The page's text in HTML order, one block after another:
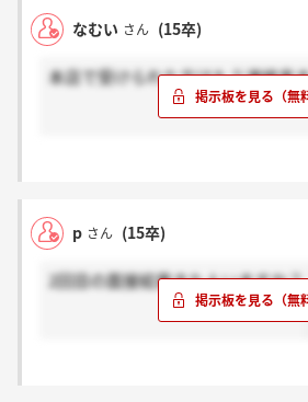
なむい さん (15卒)
本店で受けられた方はもう連絡来
p さん (15卒)
2回目の面接結果きた人いますか？